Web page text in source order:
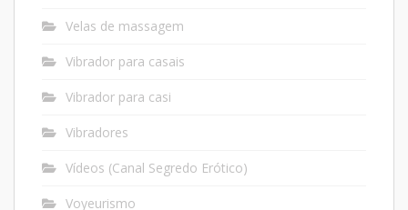
Velas de massagem
Vibrador para casais
Vibrador para casi
Vibradores
Vídeos (Canal Segredo Erótico)
Voyeurismo